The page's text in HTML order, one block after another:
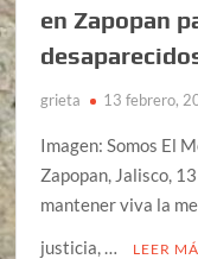
en Zapopan
grieta 13 febrero,
Imagen: Somos El
Zapopan, Jalisco,
mantener viva la
justicia, …
LEER